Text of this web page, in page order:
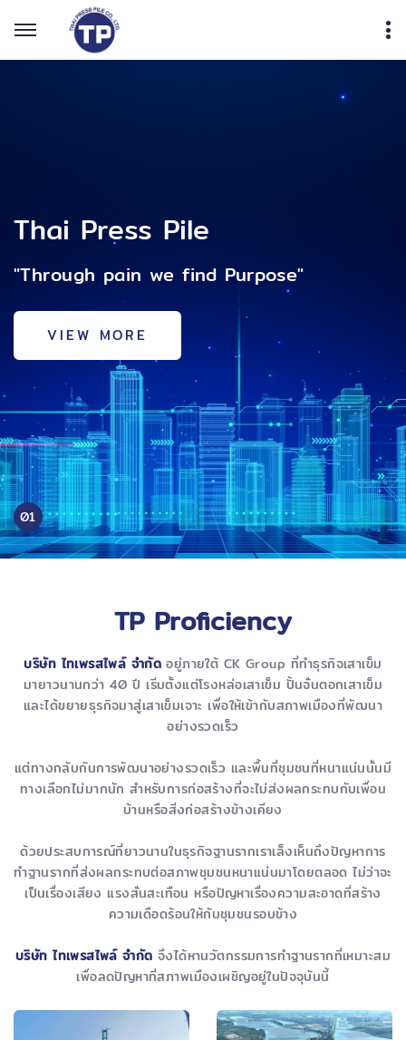
Purpose"
Thai Press Pile
"Through pain we find Purpose"
VIEW MORE
"Through pain we
01
TP Proficiency
บริษัท ไทเพรสไพล์ จำกัดอยู่ภายใต้ CK Group ที่ทำธุรกิจเสาเข็ม
มายาวนานกว่า 40 ปี เริ่มตั้งแต่โรงหล่อเสาเข็ม ปั้นจั่นตอกเสาเข็ม
และได้ขยายธุรกิจมาสู่เสาเข็มเจาะ เพื่อให้เข้ากับสภาพเมืองที่พัฒนา
อย่างรวดเร็ว
แต่ทางกลับกันการพัฒนาอย่างรวดเร็ว และพื้นที่ชุมชนที่หนาแน่นนั้นมี
ทางเลือกไม่มากนัก สำหรับการก่อสร้างที่จะไม่ส่งผลกระทบกับเพื่อน
บ้านหรือสิ่งก่อสร้างข้างเคียง
ด้วยประสบการณ์ที่ยาวนานในธุรกิจฐานรากเราเล็งเห็นถึงปัญหาการ
ทำฐานรากที่ส่งผลกระทบต่อสภาพชุมชนหนาแน่นมาโดยตลอด ไม่ว่าจะ
เป็นเรื่องเสียง แรงสั่นสะเทือน หรือปัญหาเรื่องความสะอาดที่สร้าง
ความเดือดร้อนให้กับชุมชนรอบข้าง
บริษัท ไทเพรสไพล์ จำกัด จึงได้หานวัตกรรมการทำฐานรากที่เหมาะสม
เพื่อลดปัญหาที่สภาพเมืองเผชิญอยู่ในปัจจุบันนี้